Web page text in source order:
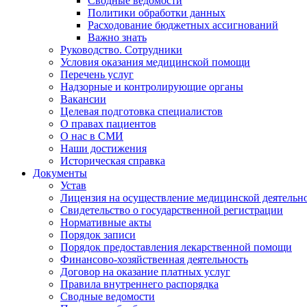
Политики обработки данных
Расходование бюджетных ассигнований
Важно знать
Руководство. Сотрудники
Условия оказания медицинской помощи
Перечень услуг
Надзорные и контролирующие органы
Вакансии
Целевая подготовка специалистов
О правах пациентов
О нас в СМИ
Наши достижения
Историческая справка
Документы
Устав
Лицензия на осуществление медицинской
Свидетельство о государственной регистрации
Нормативные акты
Порядок записи
Порядок предоставления лекарственной помощи
Финансово-хозяйственная деятельность
Договор на оказание платных услуг
Правила внутреннего распорядка
Сводные ведомости